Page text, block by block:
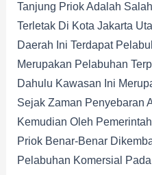
Tanjung Priok Adalah
Terletak Di Kota Jakarta
Daerah Ini Terdapat
Merupakan Pelabuhan
Dahulu Kawasan Ini
Sejak Zaman Penyebaran
Kemudian Oleh
Priok Benar-Benar
Pelabuhan Komersial